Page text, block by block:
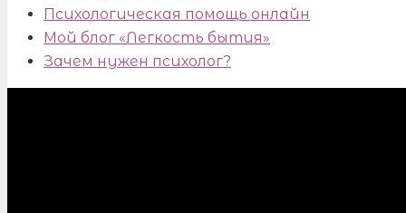
Психологическая помощь онлайн
Мой блог «Легкость бытия»
Зачем нужен психолог?